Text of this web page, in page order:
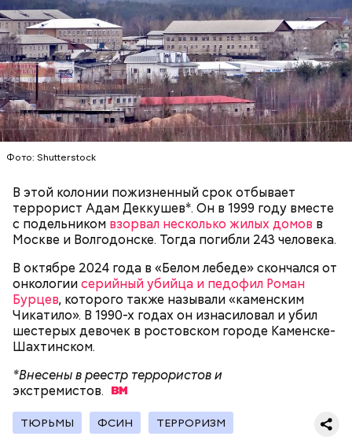
Фото: Shutterstock
В этой колонии пожизненный срок отбывает
террорист Адам Деккушев*. Он в 1999 году вместе
с подельником взорвал несколько жилых домов в
Москве и Волгодонске. Тогда погибли 243 человека.
В октябре 2024 года в «Белом лебеде» скончался от
онкологиисерийный убийца и педофил Роман
Бурцев, которого также называли «каменским
Чикатило». В 1990-х годах он изнасиловал и убил
шестерых девочек в ростовском городе Каменске-
Шахтинском.
*Внесены в реестр террористов и
экстремистов.
ТЮРЬМЫ ФСИН ТЕРРОРИЗМ
Молодого человека задержали. На первом же
допросе он признался, что планировал отравить
только отчима. Тогда следователи посчитали, что
Примечательно, что летом 2023 года на Мутаева
уже нападали возле Школы единоборств. Тогда
Как идет расследование